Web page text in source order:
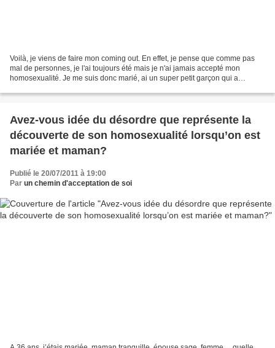
Voilà, je viens de faire mon coming out. En effet, je pense que comme pas
mal de personnes, je l'ai toujours été mais je n'ai jamais accepté mon
homosexualité. Je me suis donc marié, ai un super petit garçon qui a
Avez-vous idée du désordre que représente la
découverte de son homosexualité lorsqu’on est
mariée et maman?
Publié le 20/07/2011 à 19:00
Par un chemin d'acceptation de soi